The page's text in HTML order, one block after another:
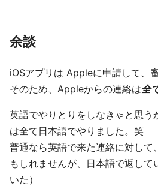
余談
iOSアプリは Appleに申請して、
そのため、Appleからの連絡は全
英語でやりとりをしなきゃと思う
は全て日本語でやりました。笑
普通なら英語で来た連絡に対して
もしれませんが、日本語で返し
いた）